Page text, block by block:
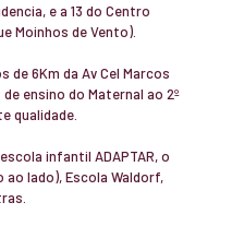
e a 13 do Centro
Moinhos de Vento).
de 6Km da Av Cel Marcos
ensino do Maternal ao 2º
qualidade.
infantil ADAPTAR, o
lado), Escola Waldorf,